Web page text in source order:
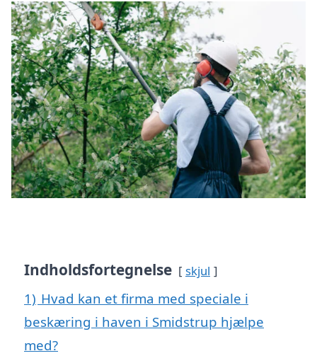
Indholdsfortegnelse skjul
1) Hvad kan et firma med speciale i
beskæring i haven i Smidstrup hjælpe
med?